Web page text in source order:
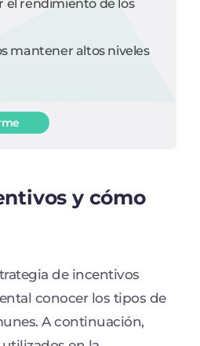
el rendimiento de los
mantener altos niveles
y cómo
de incentivos
conocer los tipos de
A continuación,